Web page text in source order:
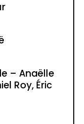
– Anaëlle
Roy, Éric